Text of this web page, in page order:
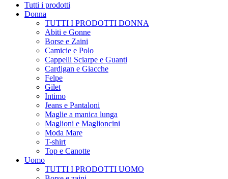
Tutti i prodotti
Donna
TUTTI I PRODOTTI DONNA
Abiti e Gonne
Borse e Zaini
Camicie e Polo
Cappelli Sciarpe e Guanti
Cardigan e Giacche
Felpe
Gilet
Intimo
Jeans e Pantaloni
Maglie a manica lunga
Maglioni e Maglioncini
Moda Mare
T-shirt
Top e Canotte
Uomo
TUTTI I PRODOTTI UOMO